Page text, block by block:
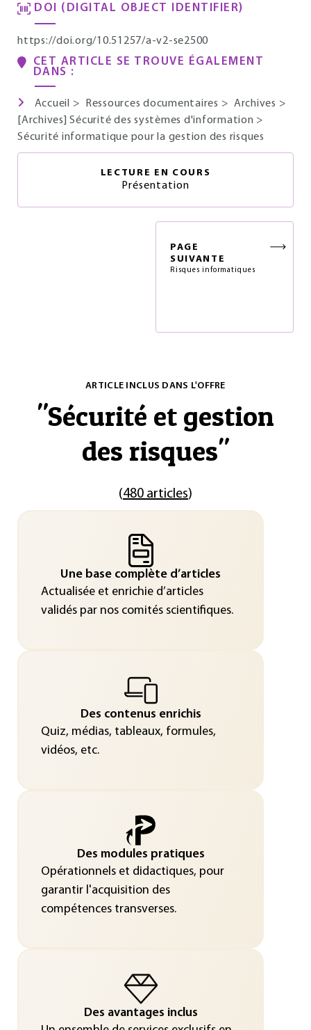
DOI (DIGITAL OBJECT IDENTIFIER)
https://doi.org/10.51257/a-v2-se2500
CET ARTICLE SE TROUVE ÉGALEMENT
DANS :
Accueil > Ressources documentaires > Archives >
[Archives] Sécurité des systèmes d'information >
Sécurité informatique pour la gestion des risques
LECTURE EN COURS
Présentation
PAGE
SUIVANTE
Risques informatiques
ARTICLE INCLUS DANS L'OFFRE
"Sécurité et gestion
des risques"
(480 articles)
Une base complète d’articles
Actualisée et enrichie d’articles
validés par nos comités scientifiques.
Des contenus enrichis
Quiz, médias, tableaux, formules,
vidéos, etc.
Des modules pratiques
Opérationnels et didactiques, pour
garantir l'acquisition des
compétences transverses.
Des avantages inclus